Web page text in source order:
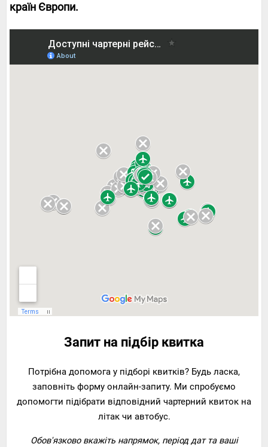
країн Європи.
Запит на підбір квитка
Потрібна допомога у підборі квитків? Будь ласка,
заповніть форму онлайн-запиту. Ми спробуємо
допомогти підібрати відповідний чартерний квиток на
літак чи автобус.
Обов'язково вкажіть напрямок, період дат та ваші